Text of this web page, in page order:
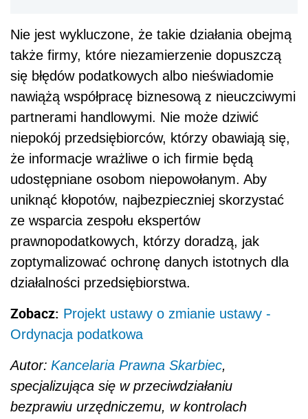
Nie jest wykluczone, że takie działania obejmą
także firmy, które niezamierzenie dopuszczą
się błędów podatkowych albo nieświadomie
nawiążą współpracę biznesową z nieuczciwymi
partnerami handlowymi. Nie może dziwić
niepokój przedsiębiorców, którzy obawiają się,
że informacje wrażliwe o ich firmie będą
udostępniane osobom niepowołanym. Aby
uniknąć kłopotów, najbezpieczniej skorzystać
ze wsparcia zespołu ekspertów
prawnopodatkowych, którzy doradzą, jak
zoptymalizować ochronę danych istotnych dla
działalności przedsiębiorstwa.
Zobacz: Projekt ustawy o zmianie ustawy -
Ordynacja podatkowa
Autor: Kancelaria Prawna Skarbiec,
specjalizująca się w przeciwdziałaniu
bezprawiu urzędniczemu, w kontrolach